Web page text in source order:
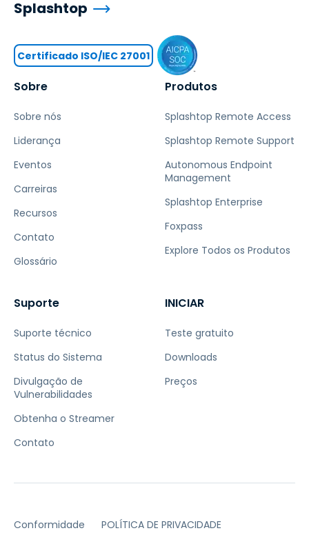
Sobre
Sobre nós
Liderança
Eventos
Carreiras
Recursos
Contato
Glossário
Produtos
Splashtop Remote Access
Splashtop Remote Support
Autonomous Endpoint
Management
Splashtop Enterprise
Foxpass
Explore Todos os Produtos
Suporte
Suporte técnico
Status do Sistema
Divulgação de
Vulnerabilidades
Obtenha o Streamer
Contato
INICIAR
Teste gratuito
Downloads
Preços
Splashtop
Certificado ISO/IEC 27001
Conformidade POLÍTICA DE PRIVACIDADE